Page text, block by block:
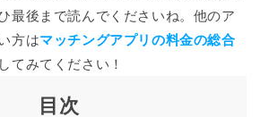
最後まで読んでくださいね。他のア
方はマッチングアプリの料金の総合
てみてください！
目次